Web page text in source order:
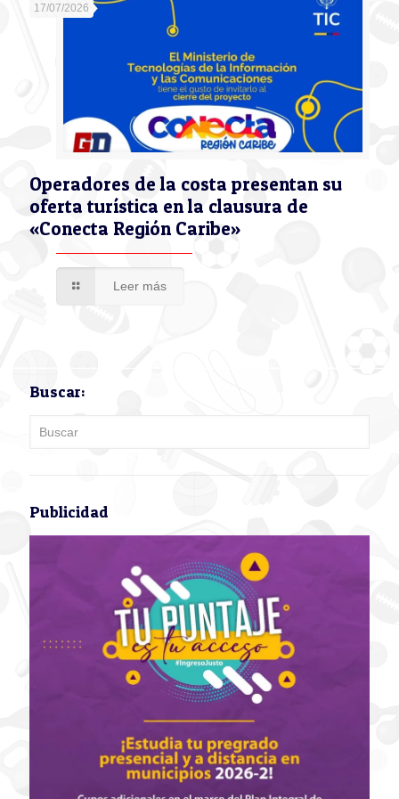
17/07/2026
Operadores de la costa presentan su
oferta turística en la clausura de
«Conecta Región Caribe»
Leer más
Buscar:
Publicidad